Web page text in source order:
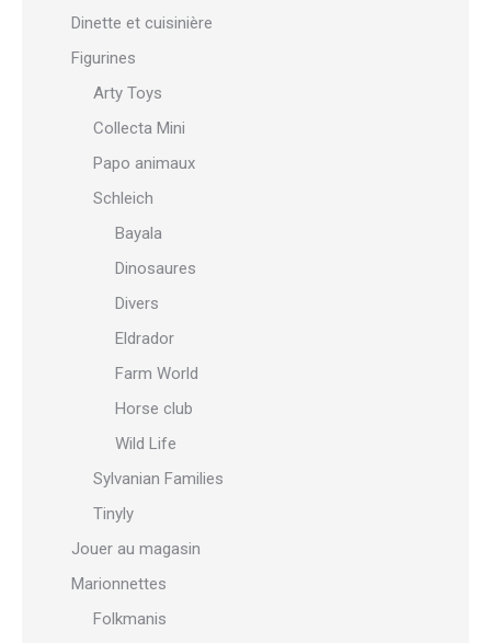
Dinette et cuisinière
Figurines
Arty Toys
Collecta Mini
Papo animaux
Schleich
Bayala
Dinosaures
Divers
Eldrador
Farm World
Horse club
Wild Life
Sylvanian Families
Tinyly
Jouer au magasin
Marionnettes
Folkmanis